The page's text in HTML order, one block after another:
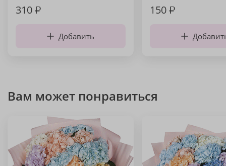
310₽
Добавить
150₽
Вам может понравиться